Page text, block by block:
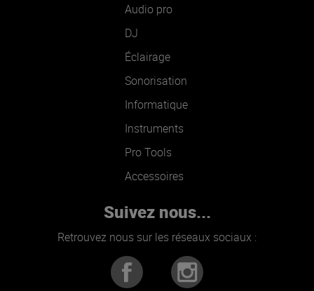
Audio pro
DJ
Éclairage
Sonorisation
Informatique
Instruments
Pro Tools
Accessoires
Suivez nous...
Retrouvez nous sur les réseaux sociaux :